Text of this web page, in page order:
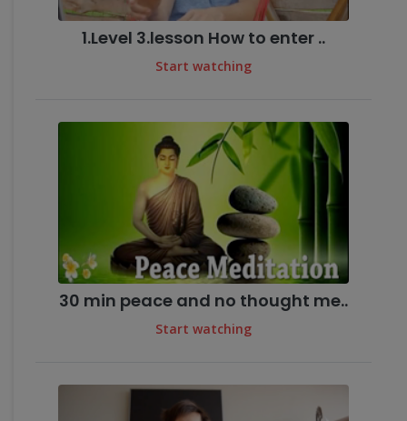
1.Level 3.lesson How to enter ..
Start watching
30 min peace and no thought me..
Start watching